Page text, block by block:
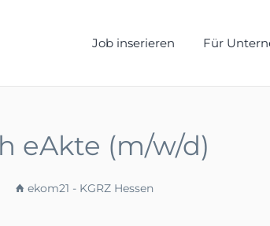
Job inserieren Für
eAkte (m/w/d)
ekom21 - KGRZ Hessen